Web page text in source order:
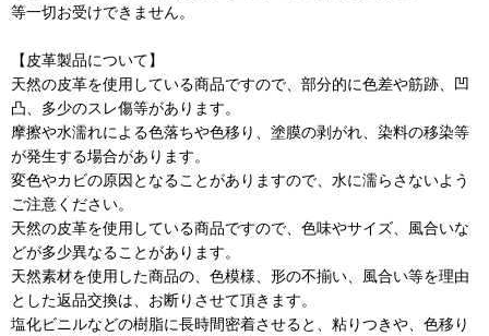
等一切お受けできません。
【皮革製品について】
天然の皮革を使用している商品ですので、部分的に色差や筋跡、凹
凸、多少のスレ傷等があります。
摩擦や水濡れによる色落ちや色移り、塗膜の剥がれ、染料の移染等
が発生する場合があります。
変色やカビの原因となることがありますので、水に濡らさないよう
ご注意ください。
天然の皮革を使用している商品ですので、色味やサイズ、風合いな
どが多少異なることがあります。
天然素材を使用した商品の、色模様、形の不揃い、風合い等を理由
とした返品交換は、お断りさせて頂きます。
塩化ビニルなどの樹脂に長時間密着させると、粘りつきや、色移り